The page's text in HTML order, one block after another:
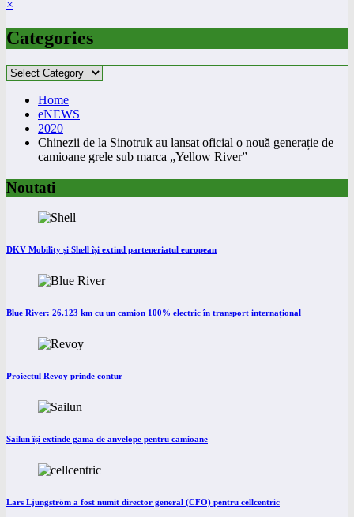
×
Categories
Categories
Home
eNEWS
2020
Chinezii de la Sinotruk au lansat oficial o nouă generație de
camioane grele sub marca „Yellow River”
Noutati
DKV Mobility și Shell își extind parteneriatul european
Blue River: 26.123 km cu un camion 100% electric în transport internațional
Proiectul Revoy prinde contur
Sailun își extinde gama de anvelope pentru camioane
Lars Ljungström a fost numit director general (CFO) pentru cellcentric